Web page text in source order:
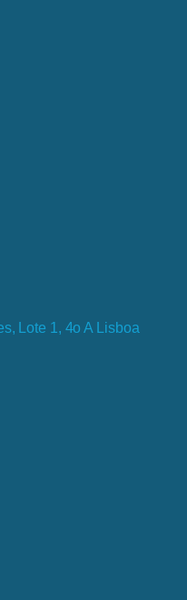
Lote 1, 4o A Lisboa